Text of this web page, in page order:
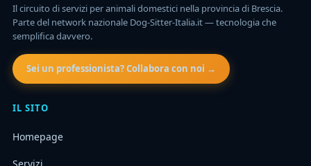
Il circuito di servizi per animali domestici nella provincia di Brescia.
Parte del network nazionale Dog-Sitter-Italia.it — tecnologia che
semplifica davvero.
Sei un professionista? Collabora con noi →
IL SITO
Homepage